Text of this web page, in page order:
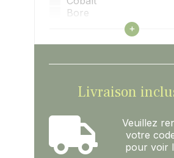
Bore
Afficher
+
Livraison
Veuillez
votre
pour voir